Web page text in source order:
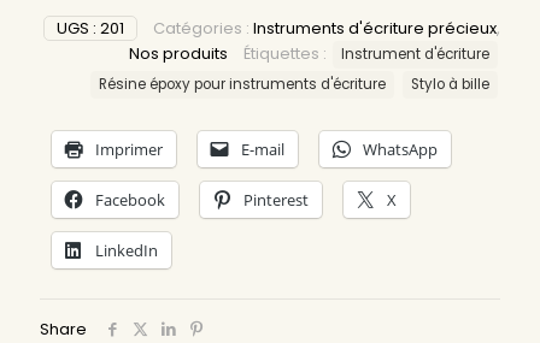
UGS : 201 Catégories : Instruments d'écriture précieux,
Nos produits
Étiquettes :
Instrument d'écriture
Résine époxy pour instruments d'écriture
Stylo à bille
Imprimer E-mail WhatsApp
Facebook Pinterest X
LinkedIn
Share